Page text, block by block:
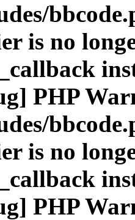
is no
PHP
is no
PHP